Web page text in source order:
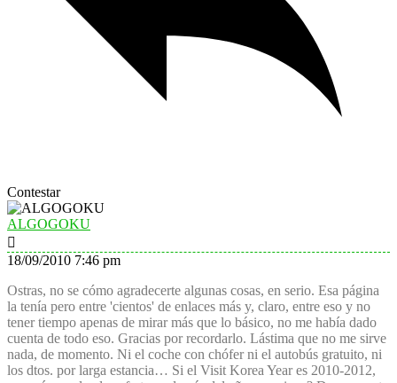
Contestar
ALGOGOKU
18/09/2010 7:46 pm
Ostras, no se cómo agradecerte algunas cosas, en serio. Esa página
la tenía pero entre 'cientos' de enlaces más y, claro, entre eso y no
tener tiempo apenas de mirar más que lo básico, no me había dado
cuenta de todo eso. Gracias por recordarlo. Lástima que no me sirve
nada, de momento. Ni el coche con chófer ni el autobús gratuito, ni
los dtos. por larga estancia… Si el Visit Korea Year es 2010-2012,